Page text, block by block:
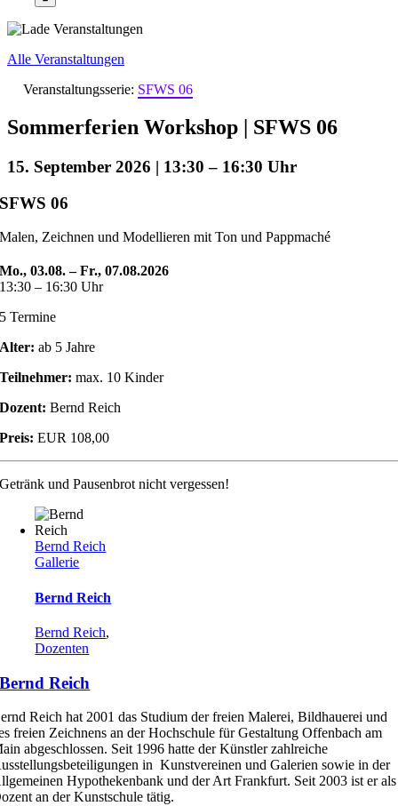
Alle Veranstaltungen
Veranstaltungsserie: SFWS 06
Sommerferien Workshop | SFWS 06
15. September 2026 | 13:30 – 16:30
SFWS 06
Malen, Zeichnen und Modellieren mit Ton und Pappmaché
Mo., 03.08. – Fr., 07.08.2026
13:30 – 16:30 Uhr
5 Termine
Alter: ab 5 Jahre
Teilnehmer: max. 10 Kinder
Dozent: Bernd Reich
Preis: EUR 108,00
Getränk und Pausenbrot nicht vergessen!
Bernd Reich
Gallerie
Bernd Reich
Bernd Reich,
Dozenten
Bernd Reich
Reich hat 2001 das Studium der freien Malerei, Bildhauerei und
freien Zeichnens an der Hochschule für Gestaltung Offenbach am
abgeschlossen. Seit 1996 hatte der Künstler zahlreiche
in Kunstvereinen und Galerien sowie in der
Hypothekenbank und der Art Frankfurt. Seit 2003 ist er als
an der Kunstschule tätig.